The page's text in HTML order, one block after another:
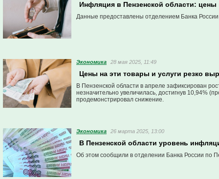
Инфляция в Пензенской области: цены
Данные предоставлены отделением Банка
Экономика 28 мая 2025, 11:49
Цены на эти товары и услуги резко
В Пензенской области в апреле зафиксирован
незначительно увеличилась, достигнув 10,94%
продемонстрировал снижение.
Экономика 26 марта 2025, 13:00
В Пензенской области уровень
Об этом сообщили в отделении Банка России по